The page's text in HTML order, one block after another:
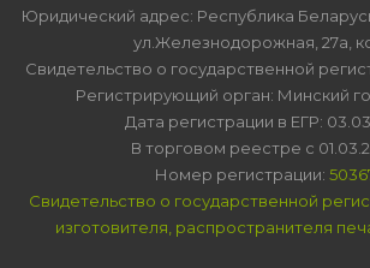
Юридический адрес: Республика
ул.Железнодорожная, 27а,
Свидетельство о государственной
Регистрирующий орган: Минский
Дата регистрации в ЕГР:
В торговом реестре с
Номер регистрации:
Свидетельство о государственной
изготовителя, распространителя